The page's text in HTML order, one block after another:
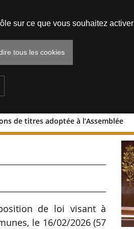
de titres adoptée à l’Assemblée
aux
de loi visant à
le 16/02/2026 (57
sur ce que vous souhaitez activer
tous les cookies